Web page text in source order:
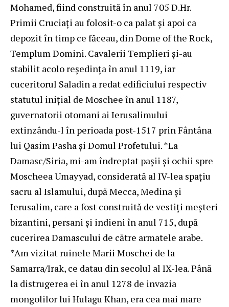
Mohamed, fiind construită în anul 705 D.Hr.
Primii Cruciaţi au folosit-o ca palat şi apoi ca
depozit în timp ce făceau, din Dome of the Rock,
Templum Domini. Cavalerii Templieri şi-au
stabilit acolo reşedinţa în anul 1119, iar
cuceritorul Saladin a redat edificiului respectiv
statutul iniţial de Moschee în anul 1187,
guvernatorii otomani ai Ierusalimului
extinzându-l în perioada post-1517 prin Fântâna
lui Qasim Pasha şi Domul Profetului. *La
Damasc/Siria, mi-am îndreptat paşii şi ochii spre
Moscheea Umayyad, considerată al IV-lea spaţiu
sacru al Islamului, după Mecca, Medina şi
Ierusalim, care a fost construită de vestiţi meşteri
bizantini, persani şi indieni în anul 715, după
cucerirea Damascului de către armatele arabe.
*Am vizitat ruinele Marii Moschei de la
Samarra/Irak, ce datau din secolul al IX-lea. Până
la distrugerea ei în anul 1278 de invazia
mongolilor lui Hulagu Khan, era cea mai mare